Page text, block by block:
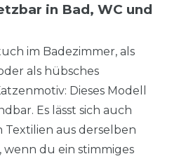
in Bad, WC und
im Badezimmer, als
als hübsches
Dieses Modell
Es lässt sich auch
Textilien aus derselben
wenn du ein stimmiges